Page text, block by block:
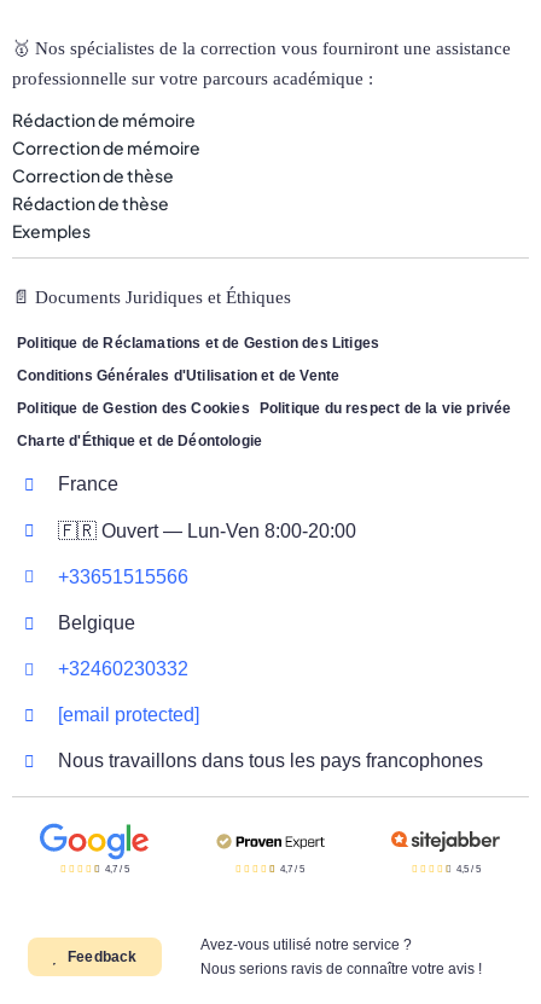
🥇 Nos spécialistes de la correction vous fourniront une assistance
professionnelle sur votre parcours académique :
Rédaction de mémoire
Correction de mémoire
Correction de thèse
Rédaction de thèse
Exemples
📄 Documents Juridiques et Éthiques
Politique de Réclamations et de Gestion des Litiges
Conditions Générales d'Utilisation et de Vente
Politique de Gestion des Cookies
Politique du respect de la vie privée
Charte d'Éthique et de Déontologie
France
🇫🇷 Ouvert — Lun-Ven 8:00-20:00
+33651515566
Belgique
+32460230332
[email protected]
Nous travaillons dans tous les pays francophones
4,7/ 5 4,7 /5 4,5/ 5
Feedback
Avez-vous utilisé notre service ?
Nous serions ravis de connaître votre avis !